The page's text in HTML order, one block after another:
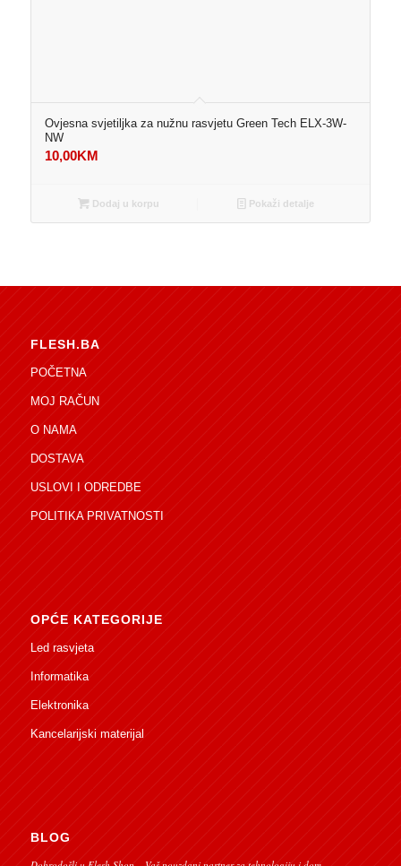
Ovjesna svjetiljka za nužnu rasvjetu Green Tech ELX-3W-
NW
10,00KM
Dodaj u korpu Pokaži detalje
FLESH.BA
POČETNA
MOJ RAČUN
O NAMA
DOSTAVA
USLOVI I ODREDBE
POLITIKA PRIVATNOSTI
OPĆE KATEGORIJE
Led rasvjeta
Informatika
Elektronika
Kancelarijski materijal
BLOG